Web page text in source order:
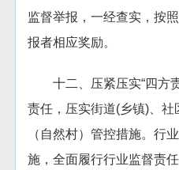
监督举报，一经查实，按
报者相应奖励。
十二、压紧压实“四方
责任，压实街道(乡镇)、
（自然村）管控措施。行
施，全面履行行业监督责